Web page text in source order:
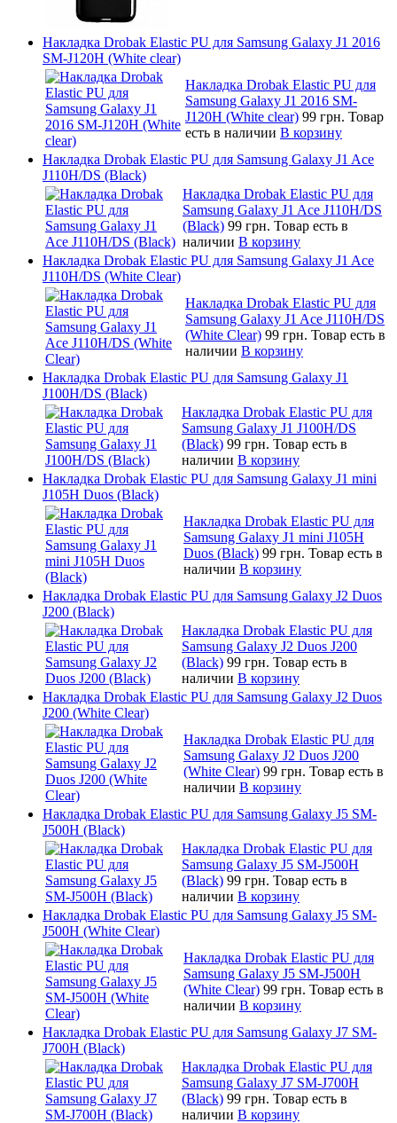
Накладка Drobak Elastic PU для Samsung Galaxy J1 2016
SM-J120H (White clear)
Накладка Drobak Elastic PU для
Samsung Galaxy J1 2016 SM-
J120H (White clear) 99 грн. Товар
есть в наличии В корзину
Накладка Drobak Elastic PU для Samsung Galaxy J1 Ace
J110H/DS (Black)
Накладка Drobak Elastic PU для
Samsung Galaxy J1 Ace J110H/DS
(Black) 99 грн. Товар есть в
наличии В корзину
Накладка Drobak Elastic PU для Samsung Galaxy J1 Ace
J110H/DS (White Clear)
Накладка Drobak Elastic PU для
Samsung Galaxy J1 Ace J110H/DS
(White Clear) 99 грн. Товар есть в
наличии В корзину
Накладка Drobak Elastic PU для Samsung Galaxy J1
J100H/DS (Black)
Накладка Drobak Elastic PU для
Samsung Galaxy J1 J100H/DS
(Black) 99 грн. Товар есть в
наличии В корзину
Накладка Drobak Elastic PU для Samsung Galaxy J1 mini
J105H Duos (Black)
Накладка Drobak Elastic PU для
Samsung Galaxy J1 mini J105H
Duos (Black) 99 грн. Товар есть в
наличии В корзину
Накладка Drobak Elastic PU для Samsung Galaxy J2 Duos
J200 (Black)
Накладка Drobak Elastic PU для
Samsung Galaxy J2 Duos J200
(Black) 99 грн. Товар есть в
наличии В корзину
Накладка Drobak Elastic PU для Samsung Galaxy J2 Duos
J200 (White Clear)
Накладка Drobak Elastic PU для
Samsung Galaxy J2 Duos J200
(White Clear) 99 грн. Товар есть в
наличии В корзину
Накладка Drobak Elastic PU для Samsung Galaxy J5 SM-
J500H (Black)
Накладка Drobak Elastic PU для
Samsung Galaxy J5 SM-J500H
(Black) 99 грн. Товар есть в
наличии В корзину
Накладка Drobak Elastic PU для Samsung Galaxy J5 SM-
J500H (White Clear)
Накладка Drobak Elastic PU для
Samsung Galaxy J5 SM-J500H
(White Clear) 99 грн. Товар есть в
наличии В корзину
Накладка Drobak Elastic PU для Samsung Galaxy J7 SM-
J700H (Black)
Накладка Drobak Elastic PU для
Samsung Galaxy J7 SM-J700H
(Black) 99 грн. Товар есть в
наличии В корзину